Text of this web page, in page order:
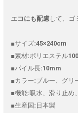
エコにも配慮 して、ゴ
■サイズ:45×240cm
■素材:ポリエステル
■パイル長:10mm
■カラー:ブルー、グリ
■機能:吸水、滑り止め
■生産国:日本製